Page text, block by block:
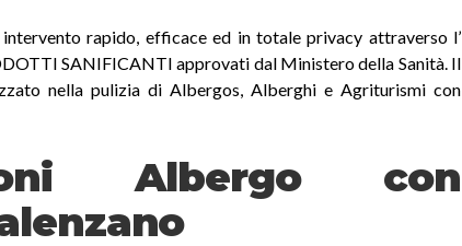
rapido, efficace ed in totale privacy attraverso l’
SANIFICANTI approvati dal Ministero della Sanità. Il
nella pulizia di Albergos, Alberghi e Agriturismi con
Albergo con